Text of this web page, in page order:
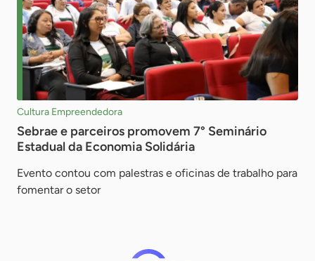
Cultura Empreendedora
Sebrae e parceiros promovem 7° Seminário
Estadual da Economia Solidária
Evento contou com palestras e oficinas de trabalho para
fomentar o setor